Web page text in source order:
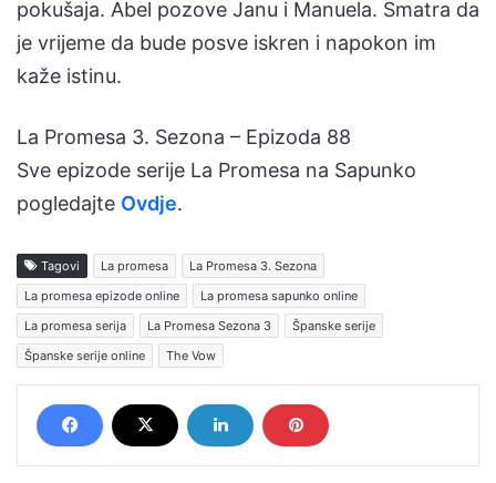
pokušaja. Abel pozove Janu i Manuela. Smatra da
je vrijeme da bude posve iskren i napokon im
kaže istinu.
La Promesa 3. Sezona – Epizoda 88
Sve epizode serije La Promesa na Sapunko
pogledajte Ovdje.
Tagovi La promesa
La Promesa 3. Sezona
La promesa epizode online
La promesa sapunko online
La promesa serija
La Promesa Sezona 3
Španske serije
Španske serije online
The Vow